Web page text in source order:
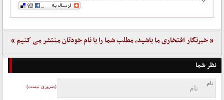
« خبرنگار افتخاری ما باشید، مطلب شما را با نام خودتان منتشر می کنیم »
نظر شما
نام
(ضروری نیست)